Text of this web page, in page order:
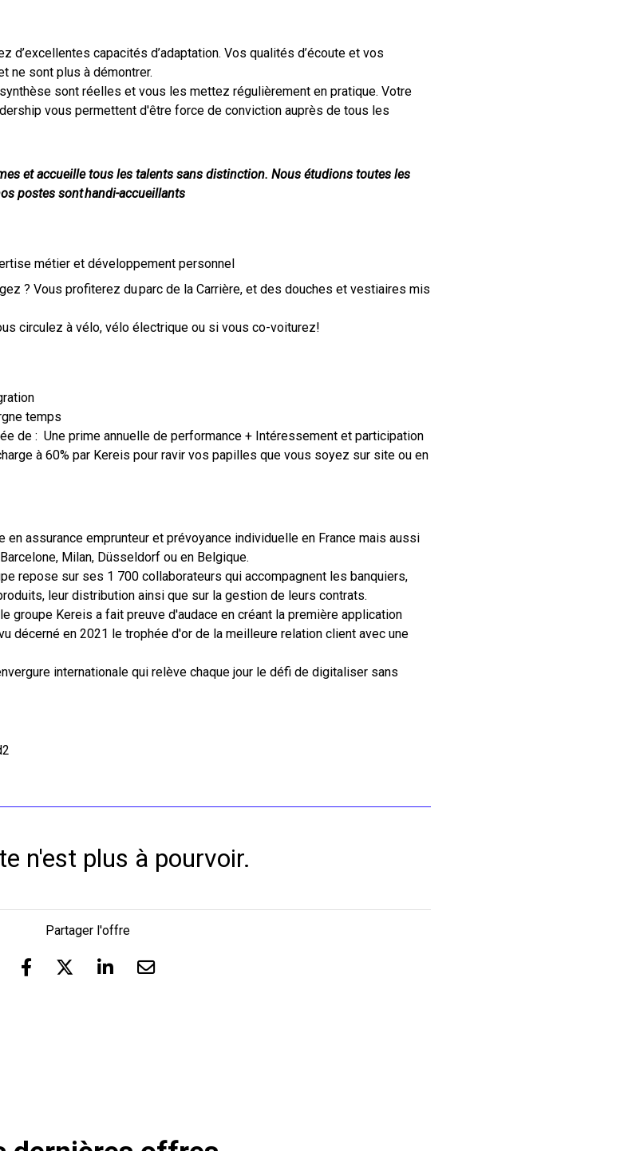
capacités d’adaptation. Vos qualités d’écoute et vos
ne sont plus à démontrer.
sont réelles et vous les mettez régulièrement en pratique. Votre
vous permettent d'être force de conviction auprès de tous les
et accueille tous les talents sans distinction. Nous étudions toutes les
postes sont handi-accueillants
métier et développement personnel
? Vous profiterez du parc de la Carrière, et des douches et vestiaires mis
circulez à vélo, vélo électrique ou si vous co-voiturez!
temps
de : Une prime annuelle de performance + Intéressement et participation
à 60% par Kereis pour ravir vos papilles que vous soyez sur site ou en
assurance emprunteur et prévoyance individuelle en France mais aussi
Milan, Düsseldorf ou en Belgique.
repose sur ses 1 700 collaborateurs qui accompagnent les banquiers,
leur distribution ainsi que sur la gestion de leurs contrats.
groupe Kereis a fait preuve d'audace en créant la première application
décerné en 2021 le trophée d'or de la meilleure relation client avec une
internationale qui relève chaque jour le défi de digitaliser sans
n'est plus à pourvoir.
Partager l'offre